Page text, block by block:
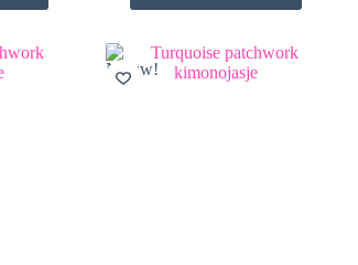
Nieuw!